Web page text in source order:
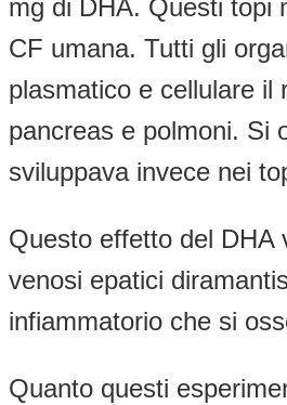
mg di DHA. Questi topi
CF umana. Tutti gli
plasmatico e cellulare il
pancreas e polmoni. Si
sviluppava invece nei
Questo effetto del DHA
venosi epatici
infiammatorio che si
Quanto questi